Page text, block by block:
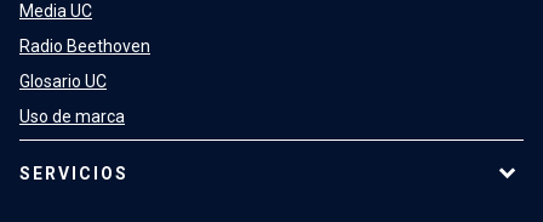
Media UC
Radio Beethoven
Glosario UC
Uso de marca
SERVICIOS